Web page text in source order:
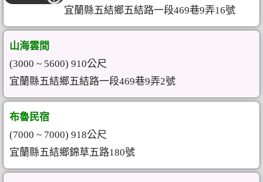
宜蘭縣五結鄉五結路一段469巷9弄16號
山海雲間
(3000 ~ 5600) 910公尺
宜蘭縣五結鄉五結路一段469巷9弄2號
布魯民宿
(7000 ~ 7000) 918公尺
宜蘭縣五結鄉錦草五路180號